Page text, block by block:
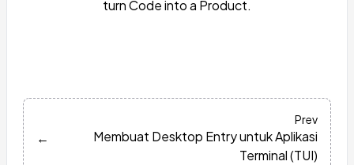
turn Code into a Product.
←
Prev
Membuat Desktop Entry untuk Aplikasi
Terminal (TUI)